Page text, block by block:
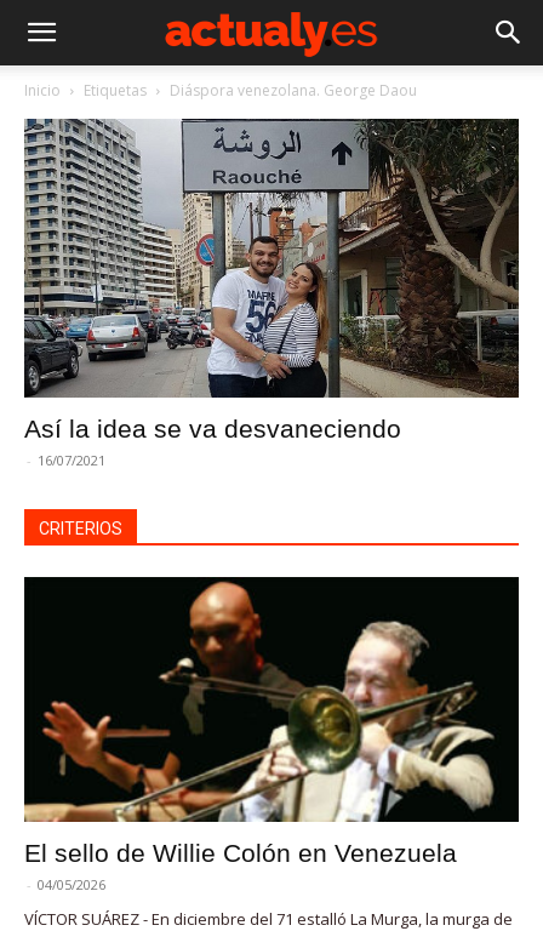
Inicio Etiquetas Diáspora venezolana. George Daou
Así la idea se va desvaneciendo
- 16/07/2021
CRITERIOS
El sello de Willie Colón en Venezuela
- 04/05/2026
VÍCTOR SUÁREZ - En diciembre del 71 estalló La Murga, la murga de